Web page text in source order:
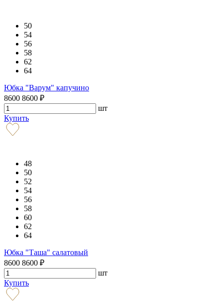
50
54
56
58
62
64
Юбка "Варум" капучино
8600 8600 ₽
шт
Купить
48
50
52
54
56
58
60
62
64
Юбка "Таша" салатовый
8600 8600 ₽
шт
Купить